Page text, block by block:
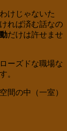
けじゃないた
れば済む話なの
だけは許せませ
ーズドな職場な
。
間の中（一室）